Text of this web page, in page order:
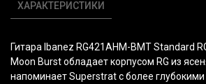
ХАРАКТЕРИСТИКИ
Гитара Ibanez RG421AHM-BMT Standard
Moon Burst обладает корпусом RG из
напоминает Superstrat с более